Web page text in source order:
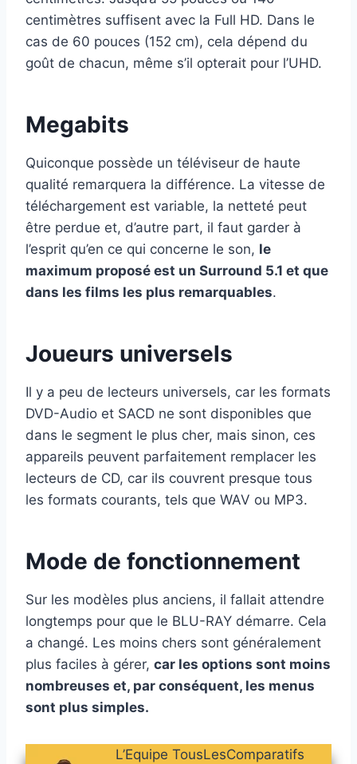
centimètres suffisent avec la Full HD. Dans le
cas de 60 pouces (152 cm), cela dépend du
goût de chacun, même s’il opterait pour l’UHD.
Megabits
Quiconque possède un téléviseur de haute
qualité remarquera la différence. La vitesse de
téléchargement est variable, la netteté peut
être perdue et, d’autre part, il faut garder à
l’esprit qu’en ce qui concerne le son, le
maximum proposé est un Surround 5.1 et que
dans les films les plus remarquables.
Joueurs universels
Il y a peu de lecteurs universels, car les formats
DVD-Audio et SACD ne sont disponibles que
dans le segment le plus cher, mais sinon, ces
appareils peuvent parfaitement remplacer les
lecteurs de CD, car ils couvrent presque tous
les formats courants, tels que WAV ou MP3.
Mode de fonctionnement
Sur les modèles plus anciens, il fallait attendre
longtemps pour que le BLU-RAY démarre. Cela
a changé. Les moins chers sont généralement
plus faciles à gérer, car les options sont moins
nombreuses et, par conséquent, les menus
sont plus simples.
L’Equipe TousLesComparatifs